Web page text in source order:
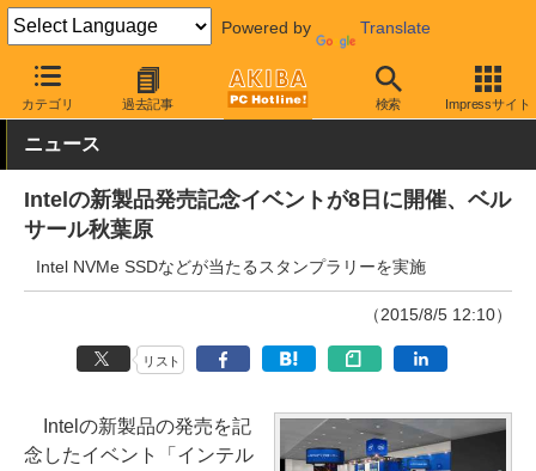
Powered by Translate
カテゴリ 過去記事 検索 Impressサイト
AKIBA PC Hotline! 秋葉原情報 イベント情報 PC・モバイル関
ニュース
Intelの新製品発売記念イベントが8日に開催、ベル
サール秋葉原
Intel NVMe SSDなどが当たるスタンプラリーを実施
（2015/8/5 12:10）
リスト
Intelの新製品の発売を記
念したイベント「インテル